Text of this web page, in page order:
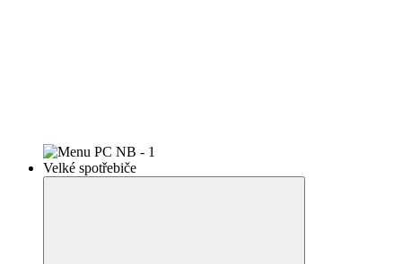
Velké spotřebiče